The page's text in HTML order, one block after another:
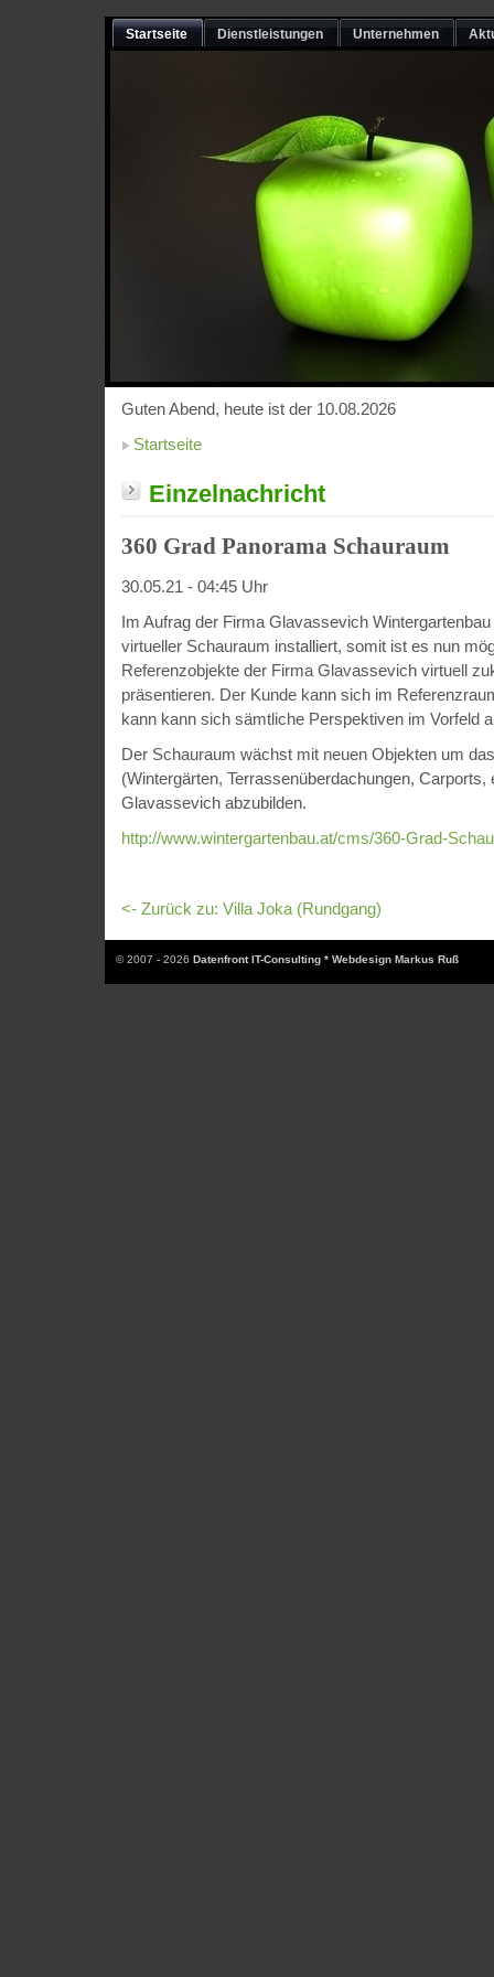
Startseite Dienstleistungen Unternehmen
Guten Abend, heute ist der 10.08.2026
Startseite
Einzelnachricht
360 Grad Panorama Schauraum
30.05.21 - 04:45 Uhr
Im Aufrag der Firma Glavassevich
virtueller Schauraum installiert, somit ist es nun
Referenzobjekte der Firma Glavassevich virtuell
präsentieren. Der Kunde kann sich im
kann kann sich sämtliche Perspektiven im Vorfeld
Der Schauraum wächst mit neuen Objekten um
(Wintergärten, Terrassenüberdachungen, Carports,
Glavassevich abzubilden.
http://www.wintergartenbau.at/cms/360-Grad-
<- Zurück zu: Villa Joka (Rundgang)
© 2007 - 2026 Datenfront IT-Consulting * Webdesign Markus Ruß